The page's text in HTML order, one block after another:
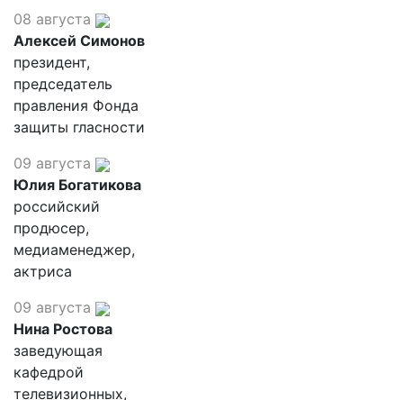
08 августа
Алексей Симонов
президент,
председатель
правления Фонда
защиты гласности
09 августа
Юлия Богатикова
российский
продюсер,
медиаменеджер,
актриса
09 августа
Нина Ростова
заведующая
кафедрой
телевизионных,